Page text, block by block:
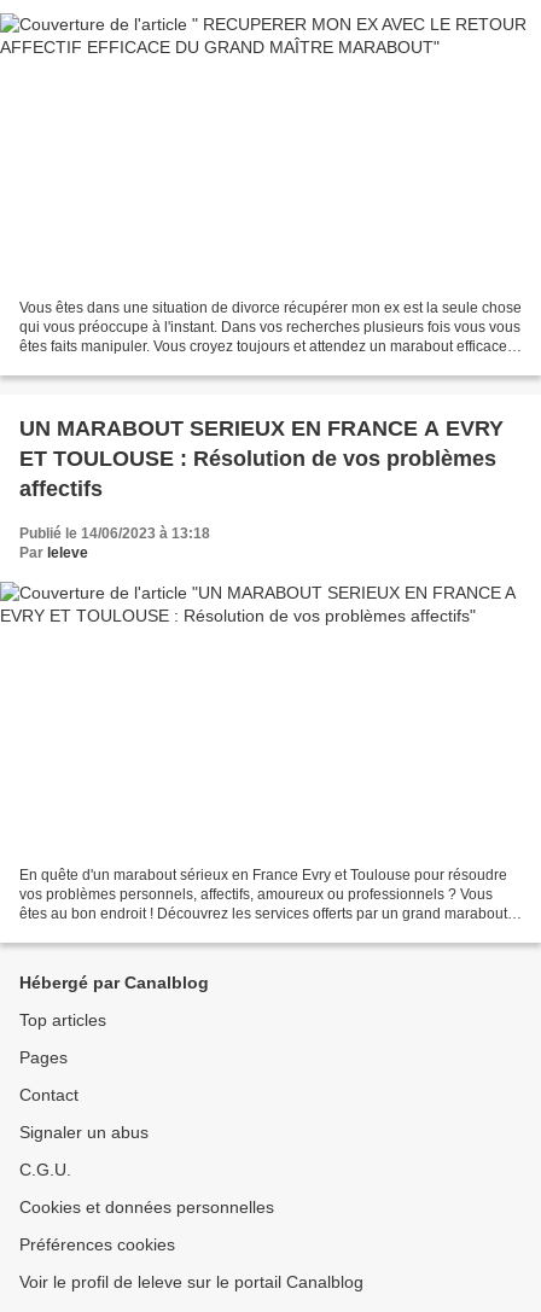
Vous êtes dans une situation de divorce récupérer mon ex est la seule chose
qui vous préoccupe à l'instant. Dans vos recherches plusieurs fois vous vous
êtes faits manipuler. Vous croyez toujours et attendez un marabout efficace
UN MARABOUT SERIEUX EN FRANCE A EVRY
ET TOULOUSE : Résolution de vos problèmes
affectifs
Publié le 14/06/2023 à 13:18
Par leleve
En quête d'un marabout sérieux en France Evry et Toulouse pour résoudre
vos problèmes personnels, affectifs, amoureux ou professionnels ? Vous
êtes au bon endroit ! Découvrez les services offerts par un grand marabout
Hébergé par Canalblog
Top articles
Pages
Contact
Signaler un abus
C.G.U.
Cookies et données personnelles
Préférences cookies
Voir le profil de leleve sur le portail Canalblog